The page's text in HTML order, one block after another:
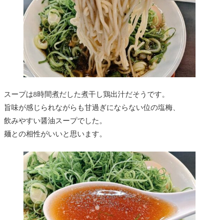
スープは8時間煮だした煮干し鶏出汁だそうです。
旨味が感じられながらも甘過ぎにならない位の塩梅、
飲みやすい醤油スープでした。
麺との相性がいいと思います。